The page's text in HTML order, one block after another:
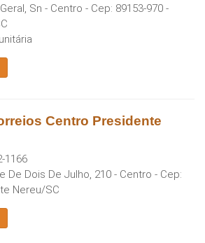
Sn - Centro - Cep: 89153-970 -
Centro Presidente
1166
De Dois De Julho, 210 - Centro - Cep:
Nereu/SC